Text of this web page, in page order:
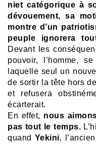
niet catégorique à
dévouement, sa
montre d’un
peuple ignorera
Devant les
pouvoir, l’homme,
laquelle seul un
de sortir la tête hors
et refusera
écarterait.
En effet, nous
pas tout le temps.
quand Yekini,